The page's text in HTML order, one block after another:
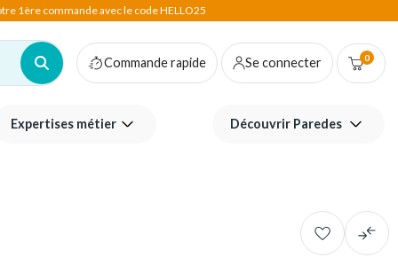
1ère commande avec le code HELLO25
Commande rapide Se connecter 0
Expertises métier Découvrir Paredes